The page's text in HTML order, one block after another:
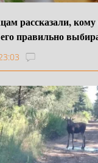
рассказали, кому
правильно